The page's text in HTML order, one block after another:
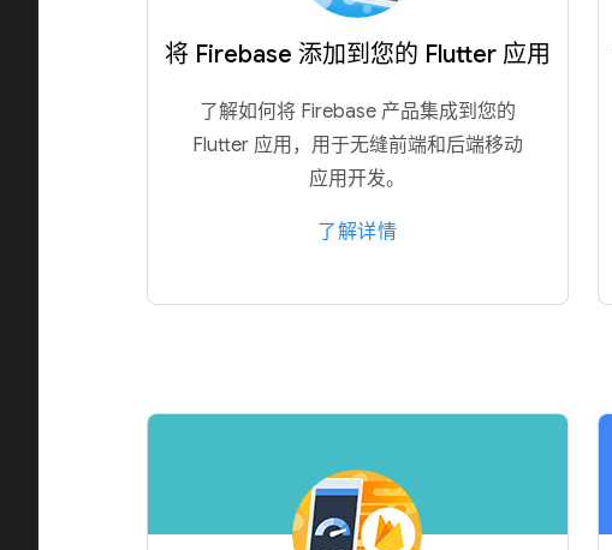
将 Firebase 添加到您的 Flutter 应用
了解如何将 Firebase 产品集成到您的
Flutter 应用，用于无缝前端和后端移动
应用开发。
了解详情